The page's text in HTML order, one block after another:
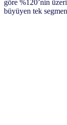
göre %120’nin
büyüyen tek